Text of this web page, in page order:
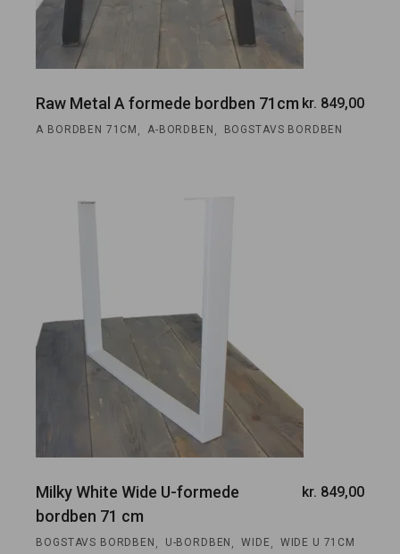
Raw Metal A formede bordben 71cm kr. 849,00
A BORDBEN 71CM , A-BORDBEN , BOGSTAVS BORDBEN
Milky White Wide U-formede
bordben 71 cm
kr. 849,00
BOGSTAVS BORDBEN , U-BORDBEN , WIDE, WIDE U 71CM